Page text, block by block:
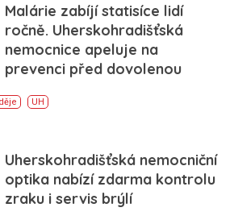
Malárie zabíjí statisíce lidí
ročně. Uherskohradišťská
nemocnice apeluje na
prevenci před dovolenou
UH
Uherskohradišťská nemocniční
optika nabízí zdarma kontrolu
zraku i servis brýlí